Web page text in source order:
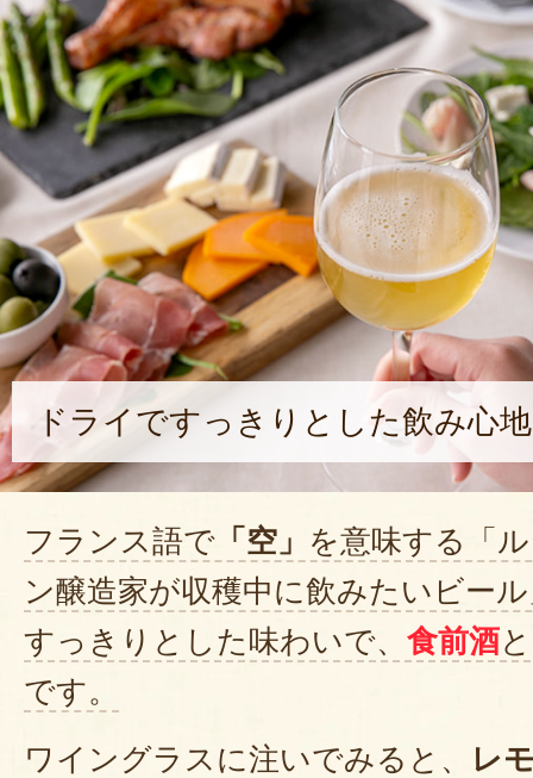
ドライですっきりとした飲み心地
フランス語で 「空」
を意味する「
ン醸造家が収穫中に飲みたいビー
すっきりとした味わいで、 食前酒
です。
ワイングラスに注いでみると、
レ